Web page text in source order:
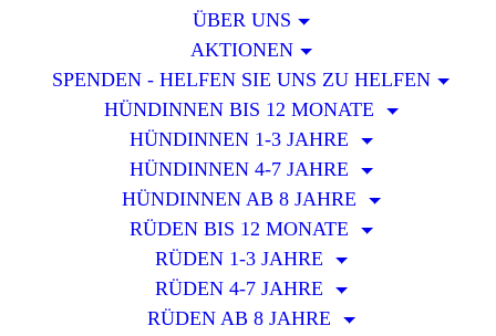
ÜBER UNS
AKTIONEN
SPENDEN - HELFEN SIE UNS ZU HELFEN
HÜNDINNEN BIS 12 MONATE
HÜNDINNEN 1-3 JAHRE
HÜNDINNEN 4-7 JAHRE
HÜNDINNEN AB 8 JAHRE
RÜDEN BIS 12 MONATE
RÜDEN 1-3 JAHRE
RÜDEN 4-7 JAHRE
RÜDEN AB 8 JAHRE